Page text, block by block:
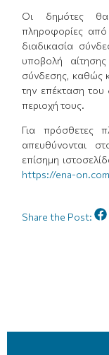
Οι δημότες
πληροφορίες από
διαδικασία
υποβολή
σύνδεσης, καθώς
την επέκταση του
περιοχή τους.
Για πρόσθετες
απευθύνονται
επίσημη
https://ena-
Share the Post: